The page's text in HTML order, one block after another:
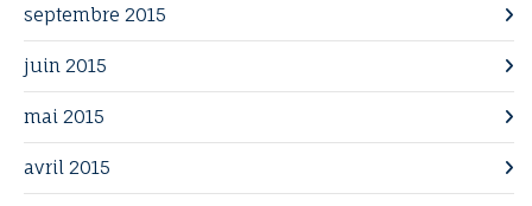
septembre 2015
juin 2015
mai 2015
avril 2015